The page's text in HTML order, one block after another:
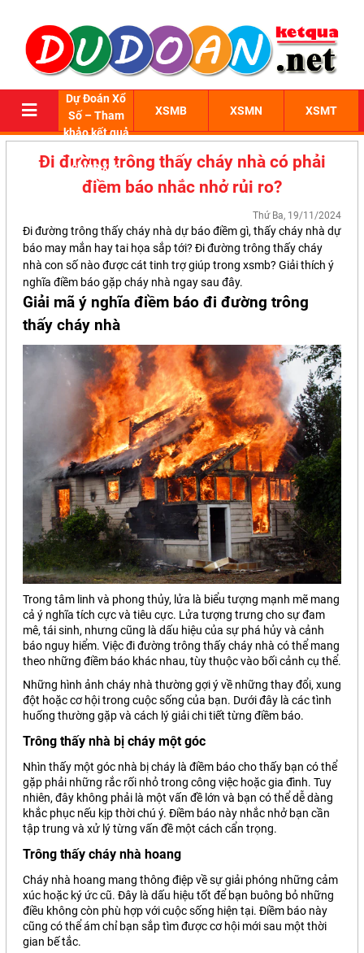
Dự Đoán Xổ
Số – Tham
khảo kết quả
chính xác
XSMB XSMN XSMT
Đi đường trông thấy cháy nhà có phải
điềm báo nhắc nhở rủi ro?
Thứ Ba, 19/11/2024
Đi đường trông thấy cháy nhà dự báo điềm gì, thấy cháy nhà dự
báo may mắn hay tai họa sắp tới? Đi đường trông thấy cháy
nhà con số nào được cát tinh trợ giúp trong xsmb? Giải thích ý
nghĩa điềm báo gặp cháy nhà ngay sau đây.
Giải mã ý nghĩa điềm báo đi đường trông
thấy cháy nhà
Trong tâm linh và phong thủy, lửa là biểu tượng mạnh mẽ mang
cả ý nghĩa tích cực và tiêu cực. Lửa tượng trưng cho sự đam
mê, tái sinh, nhưng cũng là dấu hiệu của sự phá hủy và cảnh
báo nguy hiểm. Việc đi đường trông thấy cháy nhà có thể mang
theo những điềm báo khác nhau, tùy thuộc vào bối cảnh cụ thể.
Những hình ảnh cháy nhà thường gợi ý về những thay đổi, xung
đột hoặc cơ hội trong cuộc sống của bạn. Dưới đây là các tình
huống thường gặp và cách lý giải chi tiết từng điềm báo.
Trông thấy nhà bị cháy một góc
Nhìn thấy một góc nhà bị cháy là điềm báo cho thấy bạn có thể
gặp phải những rắc rối nhỏ trong công việc hoặc gia đình. Tuy
nhiên, đây không phải là một vấn đề lớn và bạn có thể dễ dàng
khắc phục nếu kịp thời chú ý. Điềm báo này nhắc nhở bạn cần
tập trung và xử lý từng vấn đề một cách cẩn trọng.
Trông thấy cháy nhà hoang
Cháy nhà hoang mang thông điệp về sự giải phóng những cảm
xúc hoặc ký ức cũ. Đây là dấu hiệu tốt để bạn buông bỏ những
điều không còn phù hợp với cuộc sống hiện tại. Điềm báo này
cũng có thể ám chỉ bạn sắp tìm được cơ hội mới sau một thời
gian bế tắc.